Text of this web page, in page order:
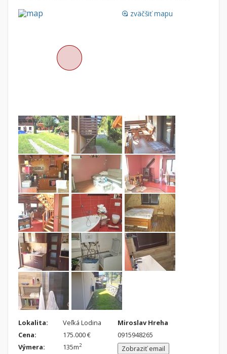
4 a viac izbové byty
Priemyselný pozemok
Poľnohospodárske pozemky
Záhrada
Iný poľnohospodársky pozemok
Nebytové priestory
Administratívne, obchodné
Skladové, výrobné
Rekreačné, reštauračné
Garáž, garážové státie
Filtre
Súkromná inzercia
Ponuka RK
Len s fotkou
Novostavba
searchHľadaj
Uložiť vyhľadávanie|
loupe zväčšiť mapu
Lokalita:
Veľká Lodina
Cena:
175.000 €
Výmera:
135m2
Miroslav Hreha
0915948265
Zobraziť email